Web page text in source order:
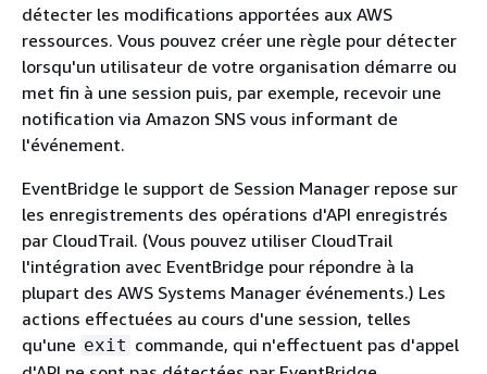
détecter les modifications apportées aux AWS
ressources. Vous pouvez créer une règle pour détecter
lorsqu'un utilisateur de votre organisation démarre ou
met fin à une session puis, par exemple, recevoir une
notification via Amazon SNS vous informant de
l'événement.
EventBridge le support de Session Manager repose sur
les enregistrements des opérations d'API enregistrés
par CloudTrail. (Vous pouvez utiliser CloudTrail
l'intégration avec EventBridge pour répondre à la
plupart des AWS Systems Manager événements.) Les
actions effectuées au cours d'une session, telles
qu'une exit commande, qui n'effectuent pas d'appel